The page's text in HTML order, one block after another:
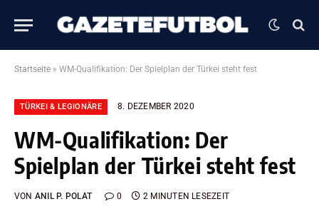
Startseite » WM-Qualifikation: Der Spielplan der Türkei steht fest
TÜRKEI & LEGIONÄRE 8. DEZEMBER 2020
WM-Qualifikation: Der
Spielplan der Türkei steht fest
VON ANIL P. POLAT 0 2 MINUTEN LESEZEIT